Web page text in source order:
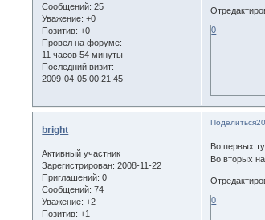
Сообщений: 25
Уважение: +0
Позитив: +0
Провел на форуме:
11 часов 54 минуты
Последний визит:
2009-04-05 00:21:45
0
Поделиться
bright
Активный участник
Зарегистрирован: 2008-11-22
Приглашений: 0
Сообщений: 74
Уважение: +2
Позитив: +1
Во первых
Во вторых
0